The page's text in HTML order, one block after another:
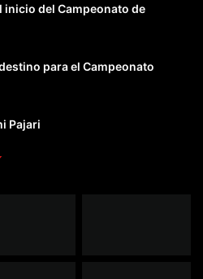
inicio del Campeonato de
para el Campeonato
Pajari